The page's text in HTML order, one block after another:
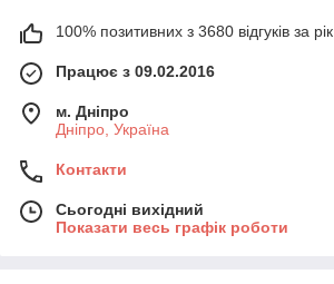
100% позитивних з 3680 відгуків за рік
Працює з 09.02.2016
м. Дніпро
Дніпро, Україна
Контакти
Сьогодні вихідний
Показати весь графік роботи